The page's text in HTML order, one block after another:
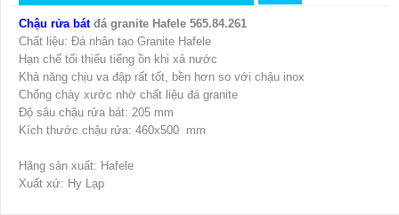
Chậu rửa bátđá granite Hafele 565.84.261
Chất liệu: Đá nhân tạo Granite Hafele
Hạn chế tối thiểu tiếng ồn khi xả nước
Khả năng chịu va đập rất tốt, bền hơn so với chậu inox
Chống chày xước nhờ chất liệu đá granite
Độ sâu chậu rửa bát: 205 mm
Kích thước chậu rửa: 460x500 mm
Hãng sản xuất: Hafele
Xuất xứ: Hy Lạp